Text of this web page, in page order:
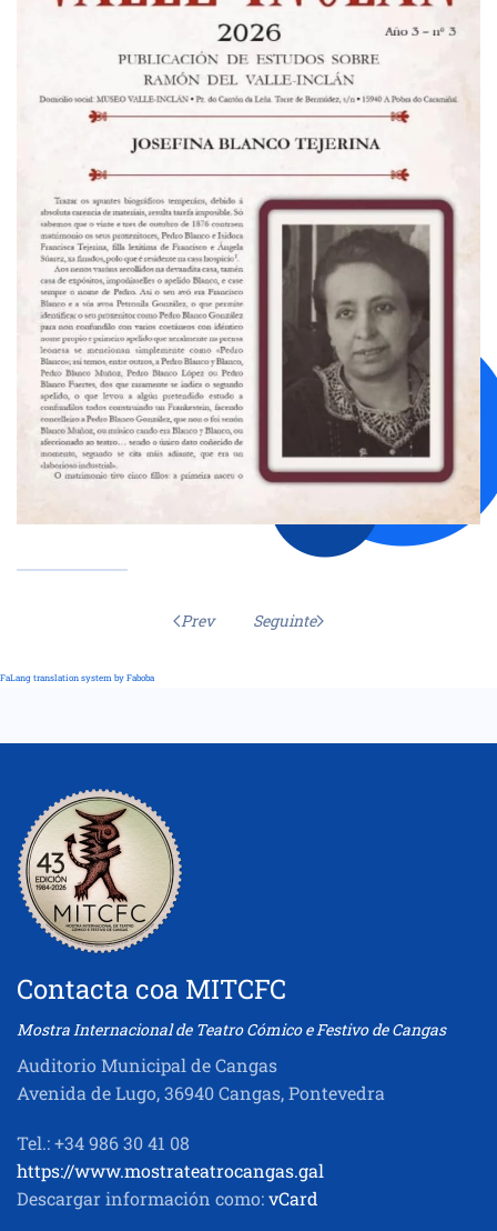
Prev Seguinte
FaLang translation system by Faboba
Contacta coa MITCFC
Mostra Internacional de Teatro Cómico e Festivo de Cangas
Auditorio Municipal de Cangas
Avenida de Lugo, 36940 Cangas, Pontevedra
Tel.: +34 986 30 41 08
https://www.mostrateatrocangas.gal
Descargar información como:vCard